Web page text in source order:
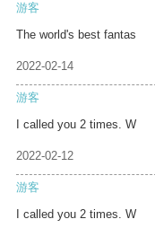
游客
The world's best fantas
2022-02-14
游客
I called you 2 times. W
2022-02-12
游客
I called you 2 times. W